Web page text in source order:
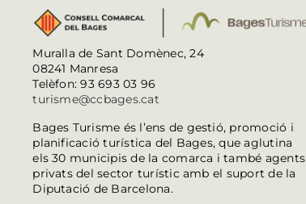
Muralla de Sant Domènec, 24
08241 Manresa
Telèfon: 93 693 03 96
turisme@ccbages.cat
Bages Turisme és l’ens de gestió, promoció i
planificació turística del Bages, que aglutina
els 30 municipis de la comarca i també agents
privats del sector turístic amb el suport de la
Diputació de Barcelona.